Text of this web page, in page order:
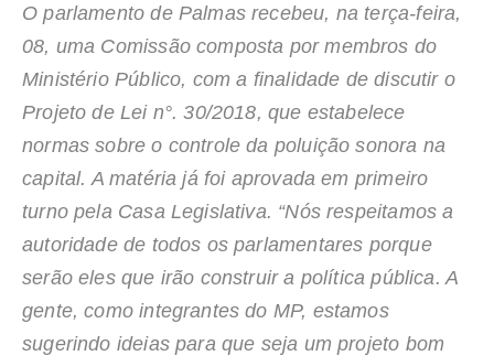
O parlamento de Palmas recebeu, na terça-feira,
08, uma Comissão composta por membros do
Ministério Público, com a finalidade de discutir o
Projeto de Lei n°. 30/2018, que estabelece
normas sobre o controle da poluição sonora na
capital. A matéria já foi aprovada em primeiro
turno pela Casa Legislativa. “Nós respeitamos a
autoridade de todos os parlamentares porque
serão eles que irão construir a política pública. A
gente, como integrantes do MP, estamos
sugerindo ideias para que seja um projeto bom